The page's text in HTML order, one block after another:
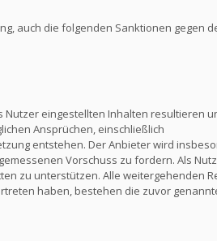
auch die folgenden Sanktionen gegen
Nutzer eingestellten Inhalten resultieren
Ansprüchen, einschließlich
entstehen. Der Anbieter wird
Vorschuss zu fordern. Als
zu unterstützen. Alle weitergehenden
haben, bestehen die zuvor